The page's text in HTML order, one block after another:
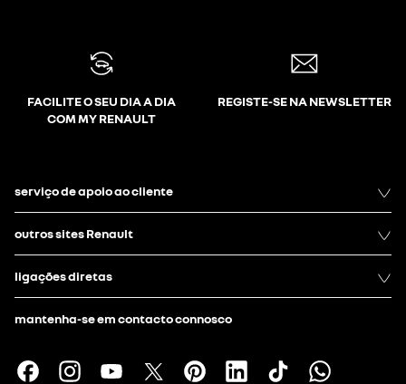
FACILITE O SEU DIA A DIA
COM MY RENAULT
REGISTE-SE NA NEWSLETTER
serviço de apoio ao cliente
outros sites Renault
ligações diretas
mantenha-se em contacto connosco